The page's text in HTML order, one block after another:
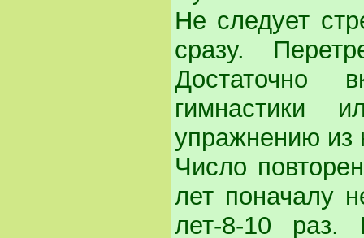
Не следует
сразу.
Достаточно
гимнастики
упражнению из
Число
лет поначалу
лет-8-10 раз.